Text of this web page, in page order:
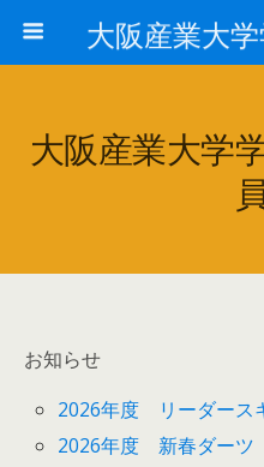
大阪産業大学
お知らせ
2026年度 リーダース
2026年度 新春ダー